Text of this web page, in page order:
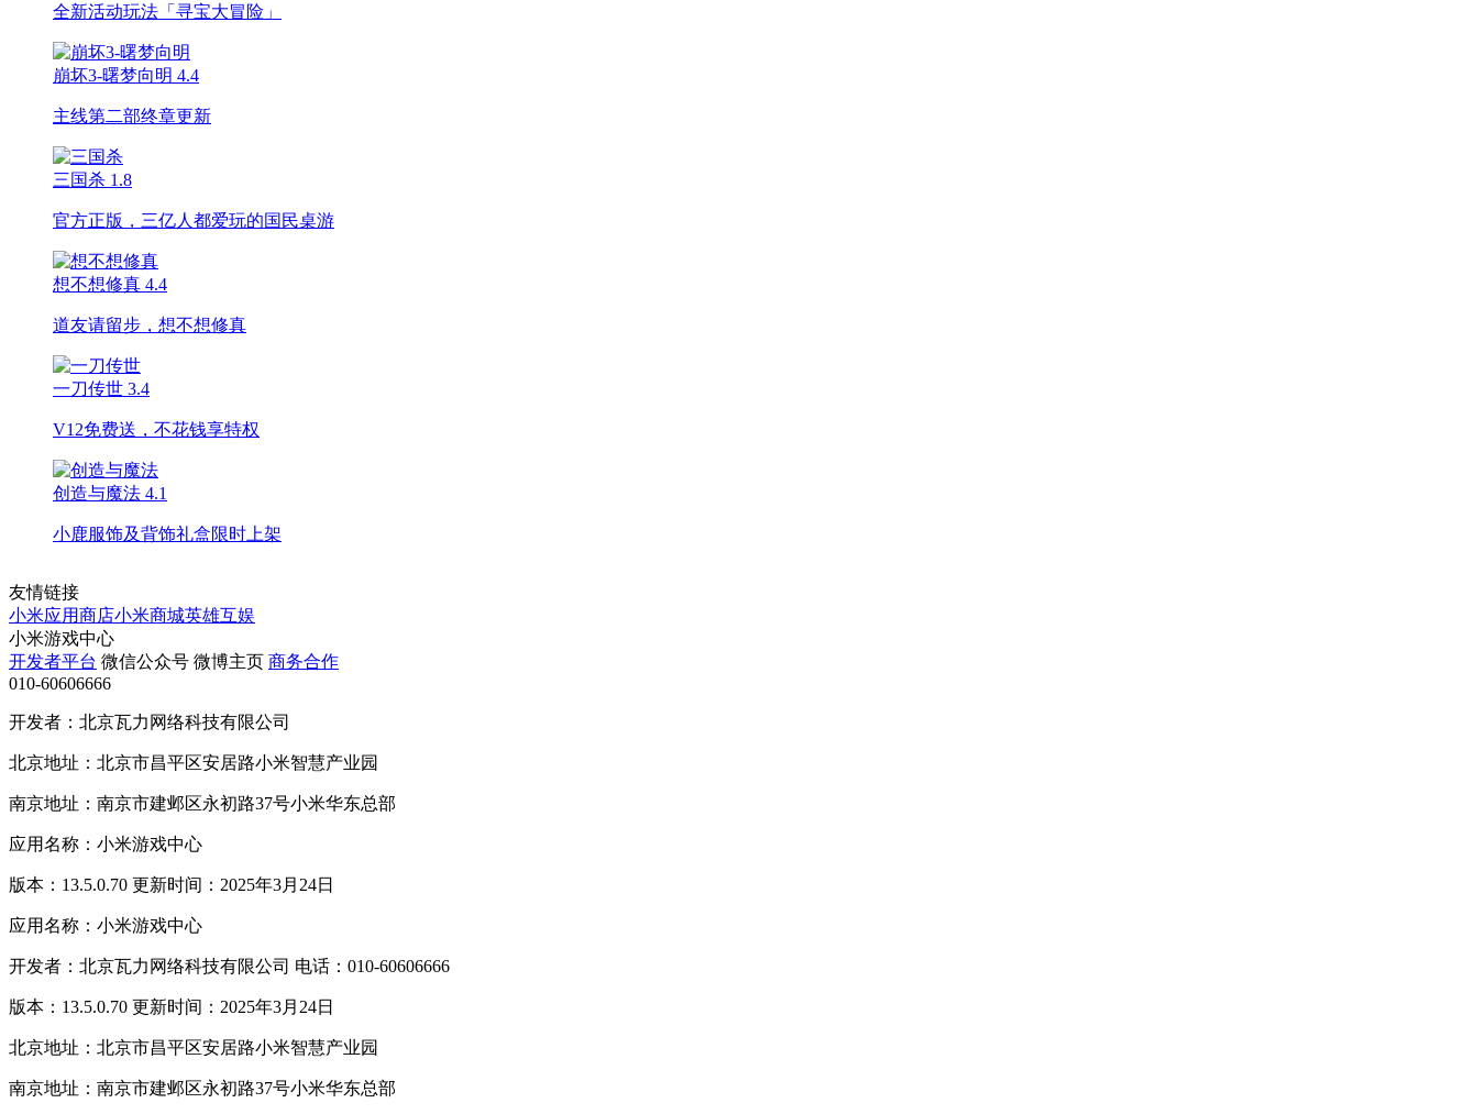
全新活动玩法「寻宝大冒险」
崩坏3-曙梦向明 4.4
主线第二部终章更新
三国杀 1.8
官方正版，三亿人都爱玩的国民桌游
想不想修真 4.4
道友请留步，想不想修真
一刀传世 3.4
V12免费送，不花钱享特权
创造与魔法 4.1
小鹿服饰及背饰礼盒限时上架
友情链接
小米应用商店小米商城英雄互娱
小米游戏中心
开发者平台 微信公众号 微博主页 商务合作
010-60606666
开发者：北京瓦力网络科技有限公司
北京地址：北京市昌平区安居路小米智慧产业园
南京地址：南京市建邺区永初路37号小米华东总部
应用名称：小米游戏中心
版本：13.5.0.70 更新时间：2025年3月24日
应用名称：小米游戏中心
开发者：北京瓦力网络科技有限公司 电话：010-60606666
版本：13.5.0.70 更新时间：2025年3月24日
北京地址：北京市昌平区安居路小米智慧产业园
南京地址：南京市建邺区永初路37号小米华东总部